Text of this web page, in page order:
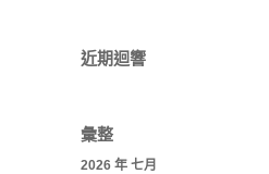
近期迴響
彙整
2026 年 七月